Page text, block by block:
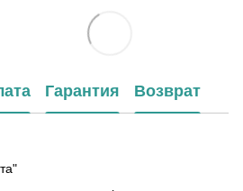
Гарантия Возврат